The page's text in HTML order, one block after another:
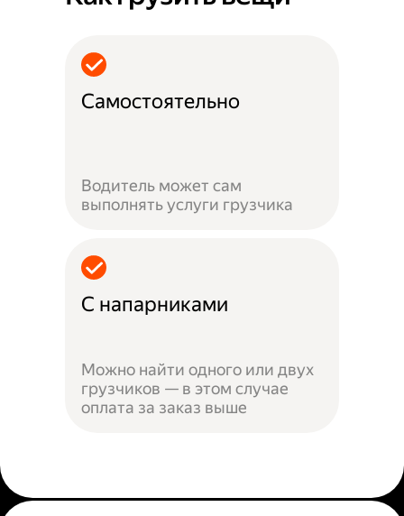
Самостоятельно
Водитель может сам
выполнять услуги грузчика
С напарниками
Можно найти одного или двух
грузчиков — в этом случае
оплата за заказ выше